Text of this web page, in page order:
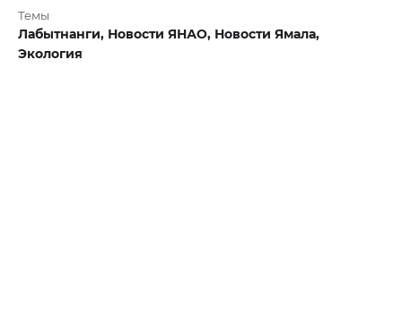
Темы
Лабытнанги, Новости ЯНАО, Новости Ямала,
Экология